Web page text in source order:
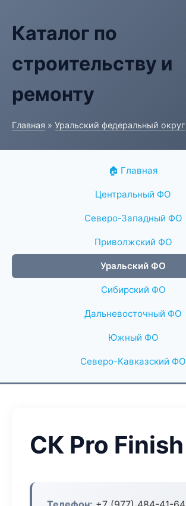
Каталог по
строительству и
ремонту
Главная » Уральский федеральный округ
🏠 Главная
Центральный ФО
Северо-Западный ФО
Приволжский ФО
Уральский ФО
Сибирский ФО
Дальневосточный ФО
Южный ФО
Северо-Кавказский ФО
СК Pro Finish